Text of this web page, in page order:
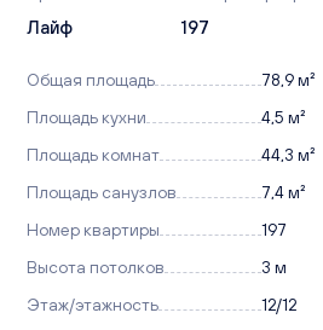
Лайф 197
Общая площадь
78,9 м²
Площадь кухни
4,5 м²
Площадь комнат
44,3 м²
Площадь санузлов
7,4 м²
Номер квартиры
197
Высота потолков
3 м
Этаж/этажность
12/12